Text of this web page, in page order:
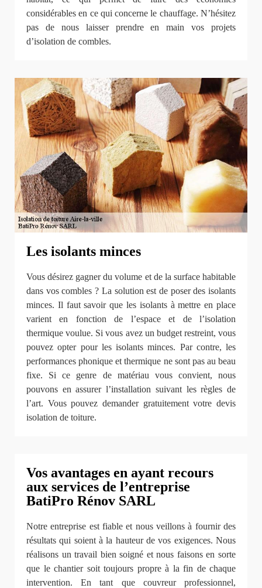
considérables en ce qui concerne le chauffage. N’hésitez
pas de nous laisser prendre en main vos projets
d’isolation de combles.
Les isolants minces
Vous désirez gagner du volume et de la surface habitable
dans vos combles ? La solution est de poser des isolants
minces. Il faut savoir que les isolants à mettre en place
varient en fonction de l’espace et de l’isolation
thermique voulue. Si vous avez un budget restreint, vous
pouvez opter pour les isolants minces. Par contre, les
performances phonique et thermique ne sont pas au beau
fixe. Si ce genre de matériau vous convient, nous
pouvons en assurer l’installation suivant les règles de
l’art. Vous pouvez demander gratuitement votre devis
isolation de toiture.
Vos avantages en ayant recours
aux services de l’entreprise
BatiPro Rénov SARL
Notre entreprise est fiable et nous veillons à fournir des
résultats qui soient à la hauteur de vos exigences. Nous
réalisons un travail bien soigné et nous faisons en sorte
que le chantier soit toujours propre à la fin de chaque
intervention. En tant que couvreur professionnel,